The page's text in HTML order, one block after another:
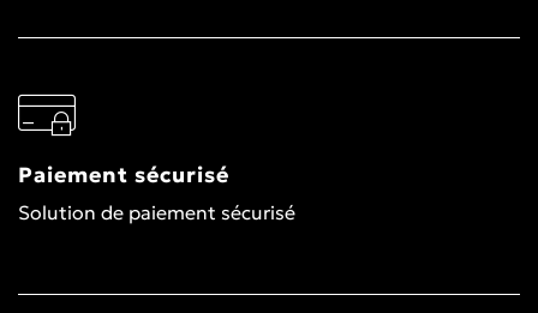
Paiement sécurisé
Solution de paiement sécurisé